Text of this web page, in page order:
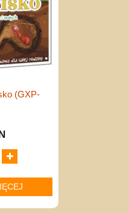
(GXP-